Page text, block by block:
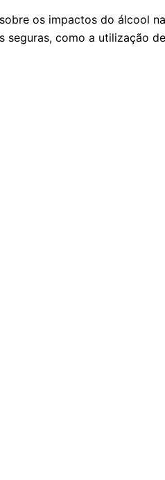
os impactos do álcool
seguras, como a utilização